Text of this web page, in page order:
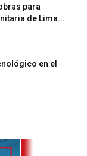
para
de Lima...
en el